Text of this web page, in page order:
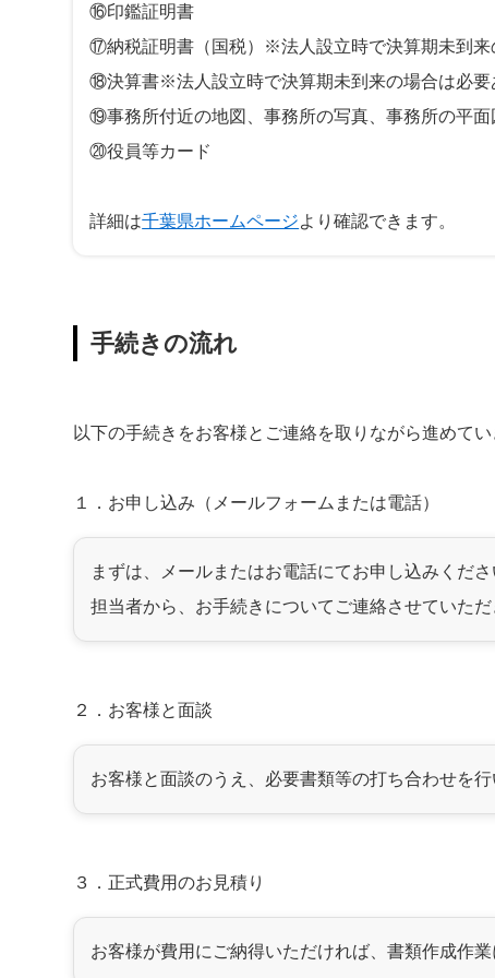
⑯印鑑証明書
⑰納税証明書（国税）※法人設立時で決算期未到来
⑱決算書※法人設立時で決算期未到来の場合は必要
⑲事務所付近の地図、事務所の写真、事務所の平面
⑳役員等カード
詳細は千葉県ホームページより確認できます。
手続きの流れ
以下の手続きをお客様とご連絡を取りながら進めて
１．お申し込み（メールフォームまたは電話）
まずは、メールまたはお電話にてお申し込みくださ
担当者から、お手続きについてご連絡させていただ
２．お客様と面談
お客様と面談のうえ、必要書類等の打ち合わせを行
３．正式費用のお見積り
お客様が費用にご納得いただければ、書類作成作業